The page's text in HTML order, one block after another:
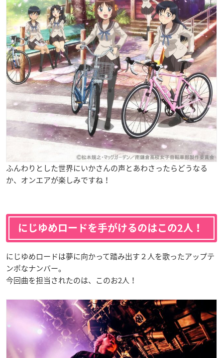
ふんわりとした世界にいかさんの声とあわさったらどうなる
か、オンエアが楽しみですね！
にじゆめロードを手がけるのはこの2人！
にじゆめロードは夢に向かって踏み出す２人を歌ったアップテ
ンポなナンバー。
今回曲を担当されたのは、このお2人！